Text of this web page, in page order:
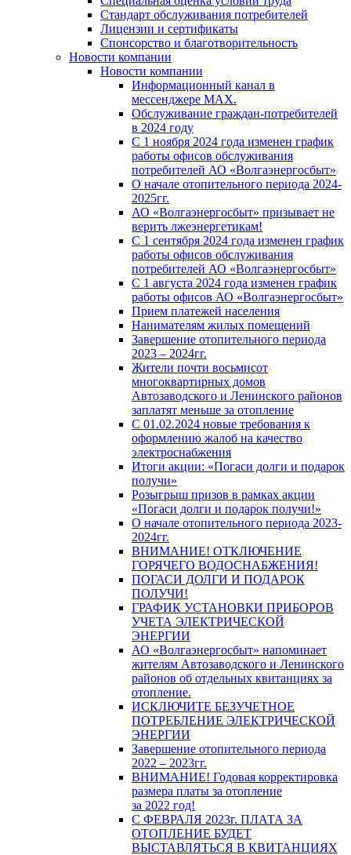
Стандарт обслуживания потребителей
Лицензии и сертификаты
Спонсорство и благотворительность
Новости компании
Новости компании
Информационный канал в
мессенджере MAX.
Обслуживание граждан-потребителей
в 2024 году
С 1 ноября 2024 года изменен график
работы офисов обслуживания
потребителей АО «Волгаэнергосбыт»
О начале отопительного периода 2024-
2025гг.
АО «Волгаэнергосбыт» призывает не
верить лжеэнергетикам!
С 1 сентября 2024 года изменен график
работы офисов обслуживания
потребителей АО «Волгаэнергосбыт»
С 1 августа 2024 года изменен график
работы офисов АО «Волгаэнергосбыт»
Прием платежей населения
Нанимателям жилых помещений
Завершение отопительного периода
2023 – 2024гг.
Жители почти восьмисот
многоквартирных домов
Автозаводского и Ленинского районов
заплатят меньше за отопление
С 01.02.2024 новые требования к
оформлению жалоб на качество
электроснабжения
Итоги акции: «Погаси долги и подарок
получи»
Розыгрыш призов в рамках акции
«Погаси долги и подарок получи!»
О начале отопительного периода 2023-
2024гг.
ВНИМАНИЕ! ОТКЛЮЧЕНИЕ
ГОРЯЧЕГО ВОДОСНАБЖЕНИЯ!
ПОГАСИ ДОЛГИ И ПОДАРОК
ПОЛУЧИ!
ГРАФИК УСТАНОВКИ ПРИБОРОВ
УЧЕТА ЭЛЕКТРИЧЕСКОЙ
ЭНЕРГИИ
АО «Волгаэнергосбыт» напоминает
жителям Автозаводского и Ленинского
районов об отдельных квитанциях за
отопление.
ИСКЛЮЧИТЕ БЕЗУЧЕТНОЕ
ПОТРЕБЛЕНИЕ ЭЛЕКТРИЧЕСКОЙ
ЭНЕРГИИ
Завершение отопительного периода
2022 – 2023гг.
ВНИМАНИЕ! Годовая корректировка
размера платы за отопление
за 2022 год!
С ФЕВРАЛЯ 2023г. ПЛАТА ЗА
ОТОПЛЕНИЕ БУДЕТ
ВЫСТАВЛЯТЬСЯ В КВИТАНЦИЯХ